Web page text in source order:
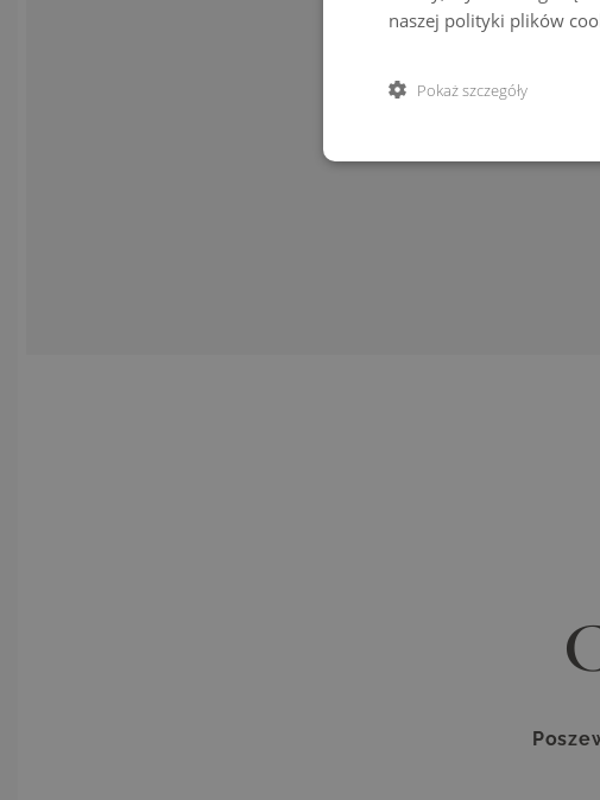
naszej polityki plików
Pokaż szczegóły